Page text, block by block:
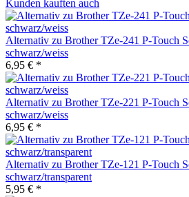
Kunden kauften auch
Alternativ zu Brother TZe-241 P-Touch
schwarz/weiss
6,95 € *
Alternativ zu Brother TZe-221 P-Touch
schwarz/weiss
6,95 € *
Alternativ zu Brother TZe-121 P-Touch
schwarz/transparent
5,95 € *